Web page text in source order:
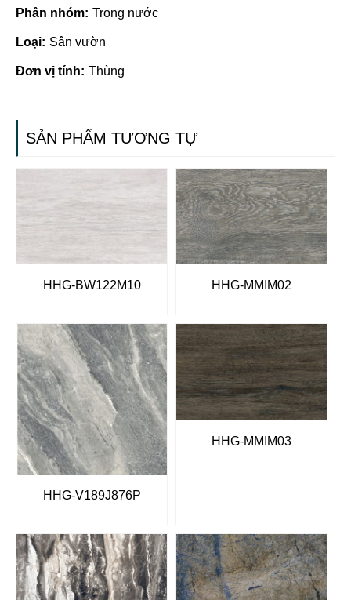
Phân nhóm: Trong nước
Loại: Sân vườn
Đơn vị tính: Thùng
SẢN PHẨM TƯƠNG TỰ
HHG-BW122M10 HHG-MMIM02
HHG-V189J876P
HHG-MMIM03